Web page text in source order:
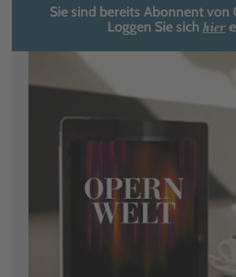
Sie sind bereits Abonnent von
Loggen Sie sich hier